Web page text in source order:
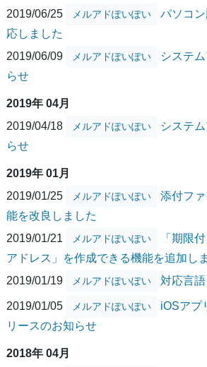
2019/06/25
メルアドぽいぽい
パソコ
応しました
2019/06/09
メルアドぽいぽい
システ
らせ
2019年 04月
2019/04/18
メルアドぽいぽい
システ
らせ
2019年 01月
2019/01/25
メルアドぽいぽい
添付フ
能を改良しました
2019/01/21
メルアドぽいぽい
「期限
アドレス」を作成できる機能を追加し
2019/01/19
メルアドぽいぽい 対応言
2019/01/05 メルアドぽいぽい
iOSアプ
リースのお知らせ
2018年 04月